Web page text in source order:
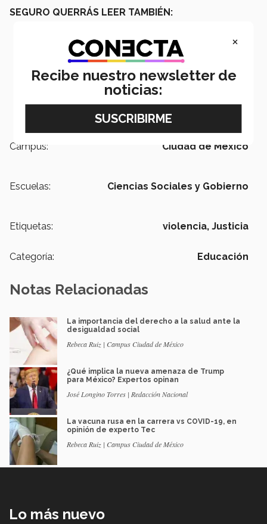
SEGURO QUERRÁS LEER TAMBIÉN:
Campus: Ciudad de México
Escuelas: Ciencias Sociales y Gobierno
Etiquetas: violencia, Justicia
Categoría: Educación
Notas Relacionadas
La importancia del derecho a la salud ante la
desigualdad social
Rebeca Ruiz | Campus Ciudad de México
¿Qué implica la nueva amenaza de Trump
para México? Expertos opinan
José Longino Torres | Redacción Nacional
La vacuna rusa en la carrera vs COVID-19, en
opinión de experto Tec
Rebeca Ruiz | Campus Ciudad de México
Lo más nuevo
×
Recibe nuestro newsletter de
noticias: